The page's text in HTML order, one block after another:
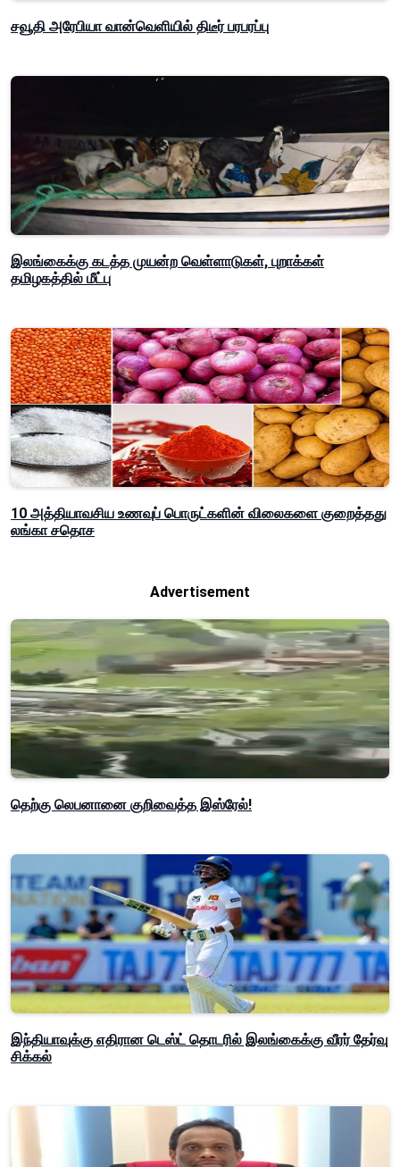
சவூதி அரேபியா வான்வெளியில் திடீர் பரபரப்பு
இலங்கைக்கு கடத்த முயன்ற வெள்ளாடுகள், புறாக்கள்
தமிழகத்தில் மீட்பு
10 அத்தியாவசிய உணவுப் பொருட்களின் விலைகளை குறைத்தது
லங்கா சதொச
Advertisement
தெற்கு லெபனானை குறிவைத்த இஸ்ரேல்!
இந்தியாவுக்கு எதிரான டெஸ்ட் தொடரில் இலங்கைக்கு வீரர் தேர்வு
சிக்கல்